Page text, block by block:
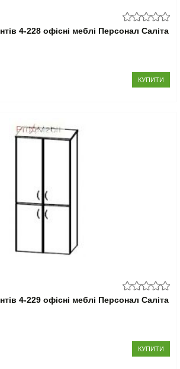
4-228 офісні меблі Персонал Саліта
КУПИТИ
4-229 офісні меблі Персонал Саліта
КУПИТИ